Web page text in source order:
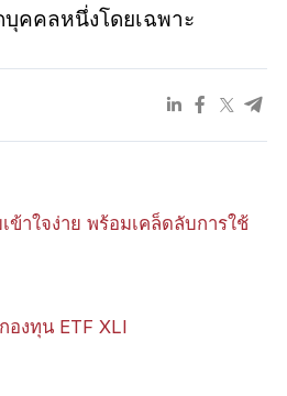
คคลหนึ่งโดยเฉพาะ
าใจง่าย พร้อมเคล็ดลับการใช้
งทุน ETF XLI